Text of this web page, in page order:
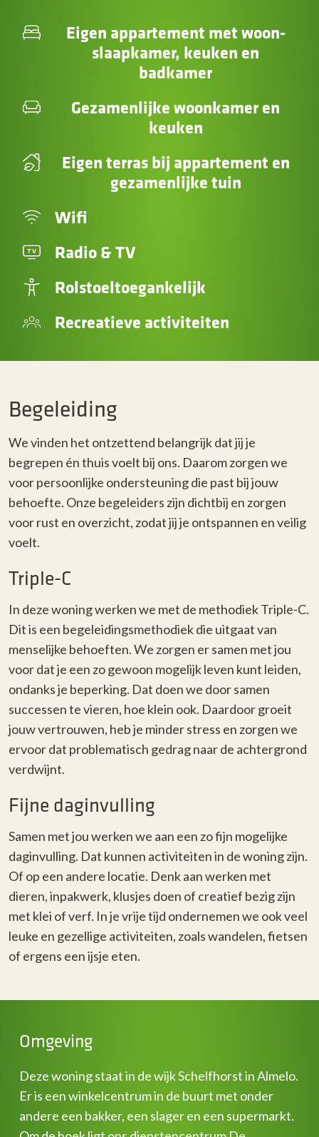
Eigen appartement met woon-
slaapkamer, keuken en
badkamer
Gezamenlijke woonkamer en
keuken
Eigen terras bij appartement en
gezamenlijke tuin
Wifi
Radio & TV
Rolstoeltoegankelijk
Recreatieve activiteiten
Begeleiding
We vinden het ontzettend belangrijk dat jij je
begrepen én thuis voelt bij ons. Daarom zorgen we
voor persoonlijke ondersteuning die past bij jouw
behoefte. Onze begeleiders zijn dichtbij en zorgen
voor rust en overzicht, zodat jij je ontspannen en veilig
voelt.
Triple-C
In deze woning werken we met de methodiek Triple-C.
Dit is een begeleidingsmethodiek die uitgaat van
menselijke behoeften. We zorgen er samen met jou
voor dat je een zo gewoon mogelijk leven kunt leiden,
ondanks je beperking. Dat doen we door samen
successen te vieren, hoe klein ook. Daardoor groeit
jouw vertrouwen, heb je minder stress en zorgen we
ervoor dat problematisch gedrag naar de achtergrond
verdwijnt.
Fijne daginvulling
Samen met jou werken we aan een zo fijn mogelijke
daginvulling. Dat kunnen activiteiten in de woning zijn.
Of op een andere locatie. Denk aan werken met
dieren, inpakwerk, klusjes doen of creatief bezig zijn
met klei of verf. In je vrije tijd ondernemen we ook veel
leuke en gezellige activiteiten, zoals wandelen, fietsen
of ergens een ijsje eten.
Omgeving
Deze woning staat in de wijk Schelfhorst in Almelo.
Er is een winkelcentrum in de buurt met onder
andere een bakker, een slager en een supermarkt.